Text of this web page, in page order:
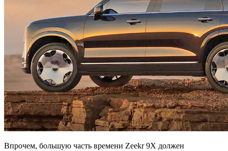
Впрочем, большую часть времени Zeekr 9X должен